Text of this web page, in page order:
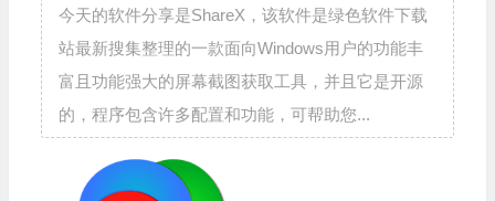
今天的软件分享是ShareX，该软件是绿色软件下载
站最新搜集整理的一款面向Windows用户的功能丰
富且功能强大的屏幕截图获取工具，并且它是开源
的，程序包含许多配置和功能，可帮助您...